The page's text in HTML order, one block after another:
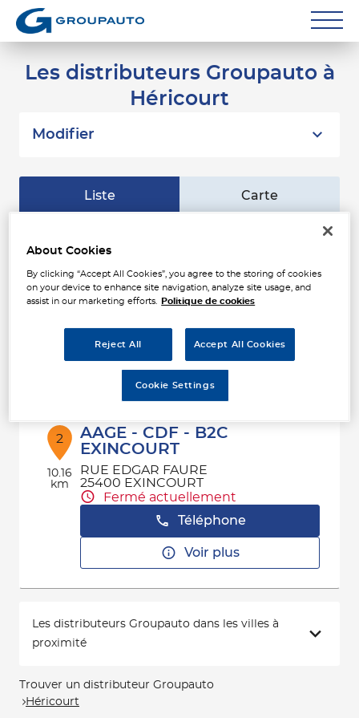
Carrossiers
Contact
Les distributeurs Groupauto à
Héricourt
Modifier
Liste Carte
1
7.22
km
VESOUL-DAMOIS
MELLEKER MONTBELIARD
9 avenue Foch
25200 MONTBELIARD
Voir plus
2
10.16
km
AAGE - CDF - B2C
EXINCOURT
RUE EDGAR FAURE
25400 EXINCOURT
Fermé actuellement
Téléphone
Voir plus
Les distributeurs Groupauto dans les villes à
proximité
Trouver un distributeur Groupauto
Héricourt
About Cookies
By clicking “Accept All Cookies”, you agree to the storing of cookies
on your device to enhance site navigation, analyze site usage, and
assist in our marketing efforts.
Politique de cookies
Reject All Accept All Cookies
Cookie Settings